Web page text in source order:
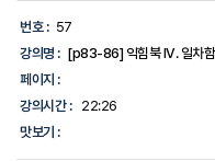
번호 : 57
강의명 : [p83-86] 익힘북 IV. 일차함
페이지 :
강의시간 :
22:26
맛보기 :